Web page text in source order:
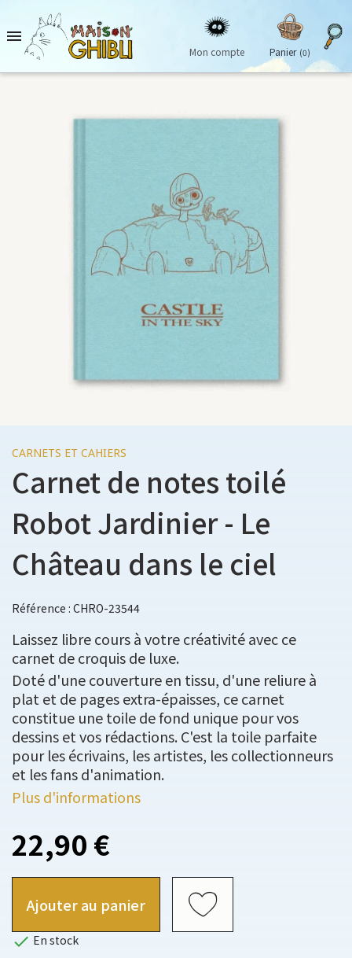

Mon compte Panier (0)
CARNETS ET CAHIERS
Carnet de notes toilé
Robot Jardinier - Le
Château dans le ciel
Référence : CHRO-23544
Laissez libre cours à votre créativité avec ce
carnet de croquis de luxe.
Doté d'une couverture en tissu, d'une reliure à
plat et de pages extra-épaisses, ce carnet
constitue une toile de fond unique pour vos
dessins et vos rédactions. C'est la toile parfaite
pour les écrivains, les artistes, les collectionneurs
et les fans d'animation.
Plus d'informations
22,90 €
Ajouter au panier
 En stock